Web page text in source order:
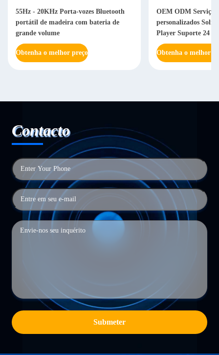
55Hz - 20KHz Porta-vozes Bluetooth
portátil de madeira com bateria de
grande volume
Obtenha o melhor preço
OEM ODM Serviços
personalizados
Player Suporte 24
Obtenha o melhor
Contacto
Submeter